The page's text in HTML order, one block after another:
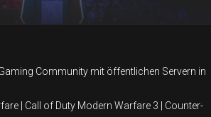
Community mit öffentlichen Servern in
| Call of Duty Modern Warfare 3 | Counter-